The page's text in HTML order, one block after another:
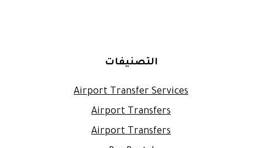
التصنيفات
Airport Transfer Services
Airport Transfers
Airport Transfers